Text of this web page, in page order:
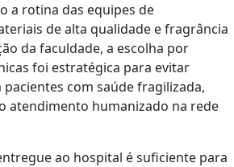
a rotina das equipes de
de alta qualidade e fragrância
da faculdade, a escolha por
foi estratégica para evitar
pacientes com saúde fragilizada,
atendimento humanizado na rede
ao hospital é suficiente para